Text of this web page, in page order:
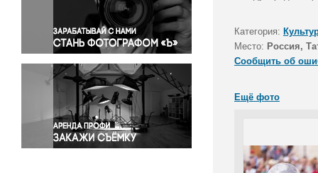
Правосудие
Происшествия и конфликты
Религия
Светская жизнь
Спорт
Экология
Экономика и бизнес
Категория:
Место: Россия,
Сообщить об
Ещё фото